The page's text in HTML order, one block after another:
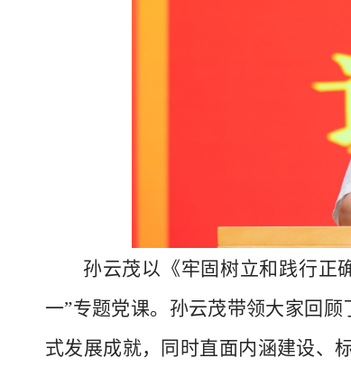
我校召开庆祝中国共产党成立
孙云茂以《牢固树立和践行正
一”专题党课。孙云茂带领大家回
式发展成就，同时直面内涵建设、